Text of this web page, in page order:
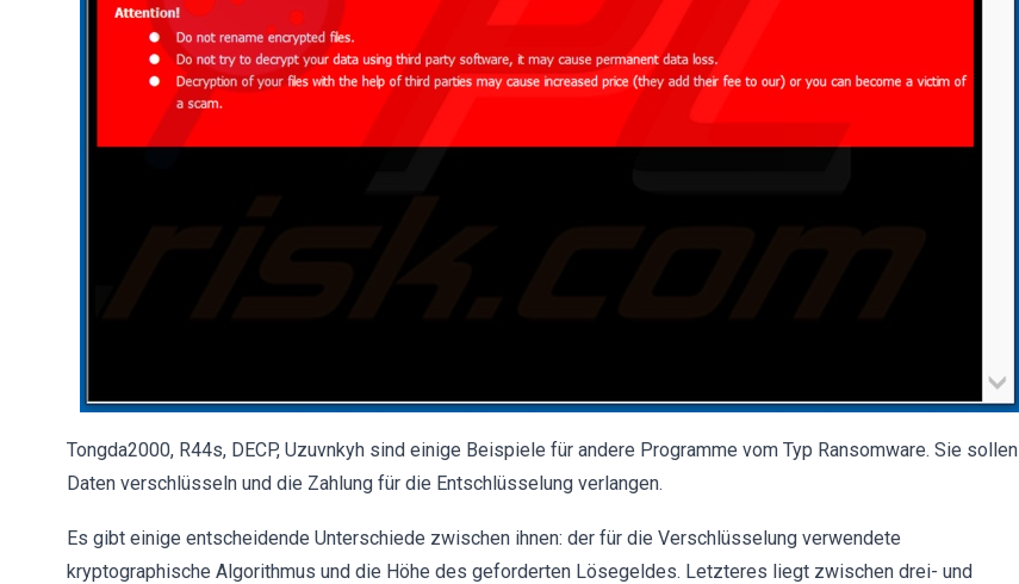
Tongda2000, R44s, DECP, Uzuvnkyh sind einige Beispiele für andere Programme vom Typ Ransomware. Sie sollen
Daten verschlüsseln und die Zahlung für die Entschlüsselung verlangen.
Es gibt einige entscheidende Unterschiede zwischen ihnen: der für die Verschlüsselung verwendete
kryptographische Algorithmus und die Höhe des geforderten Lösegeldes. Letzteres liegt zwischen drei- und